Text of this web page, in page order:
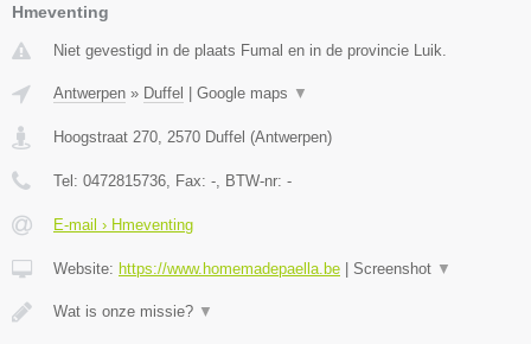
Hmeventing
Niet gevestigd in de plaats Fumal en in de provincie Luik.
Antwerpen » Duffel Google maps ▼
Hoogstraat 270 2570 Duffel (Antwerpen)
Tel: 0472815736 , Fax: - , BTW-nr: -
E-mail › Hmeventing
Website: https://www.homemadepaella.be Screenshot ▼
Wat is onze missie? ▼